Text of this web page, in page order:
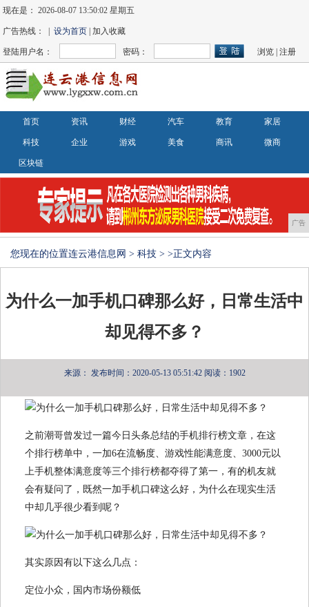
现在是：2026-08-07 13:50:03 星期五
广告热线： |设为首页 | 加入收藏
登陆用户名： 密码： 浏览 |注册
首页 资讯 财经 汽车 教育 家居
科技 企业 游戏 美食 商讯 微商
区块链
广告
您现在的位置连云港信息网 > 科技 > >正文内容
为什么一加手机口碑那么好，日常生活中
却见得不多？
来源： 发布时间：2020-05-13 05:51:42 阅读：1902
之前潮哥曾发过一篇今日头条总结的手机排行榜文章，在这
个排行榜单中，一加6在流畅度、游戏性能满意度、3000元以
上手机整体满意度等三个排行榜都夺得了第一，有的机友就
会有疑问了，既然一加手机口碑这么好，为什么在现实生活
中却几乎很少看到呢？
其实原因有以下这么几点：
定位小众，国内市场份额低